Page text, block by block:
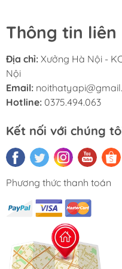
Hệ thống ray trượt chất
mở luôn nhẹ nhàng,
THIẾT
Tủ được trang bị 3 ngăn
theo chiều ngang, cho
cần thiết. Ngoài khả
rãi phía trên có thể tận
tivi, tranh ảnh, cây xanh
Thiết kế không tay
Thông tin liên
Địa chỉ: Xưởng Hà Nội -
Nội
Email:
Hotline: 0375.494.063
Kết nối với chúng
Phương thức thanh toán